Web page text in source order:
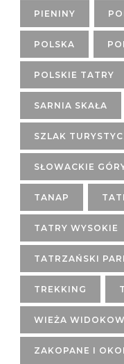
PIENINY
POLSKA
POLSKIE TATRY
SARNIA SKAŁA
SZLAK
SŁOWACKIE
TANAP
TATRY WYSOKIE
TATRZAŃSKI
TREKKING
WIEŻA
ZAKOPANE I